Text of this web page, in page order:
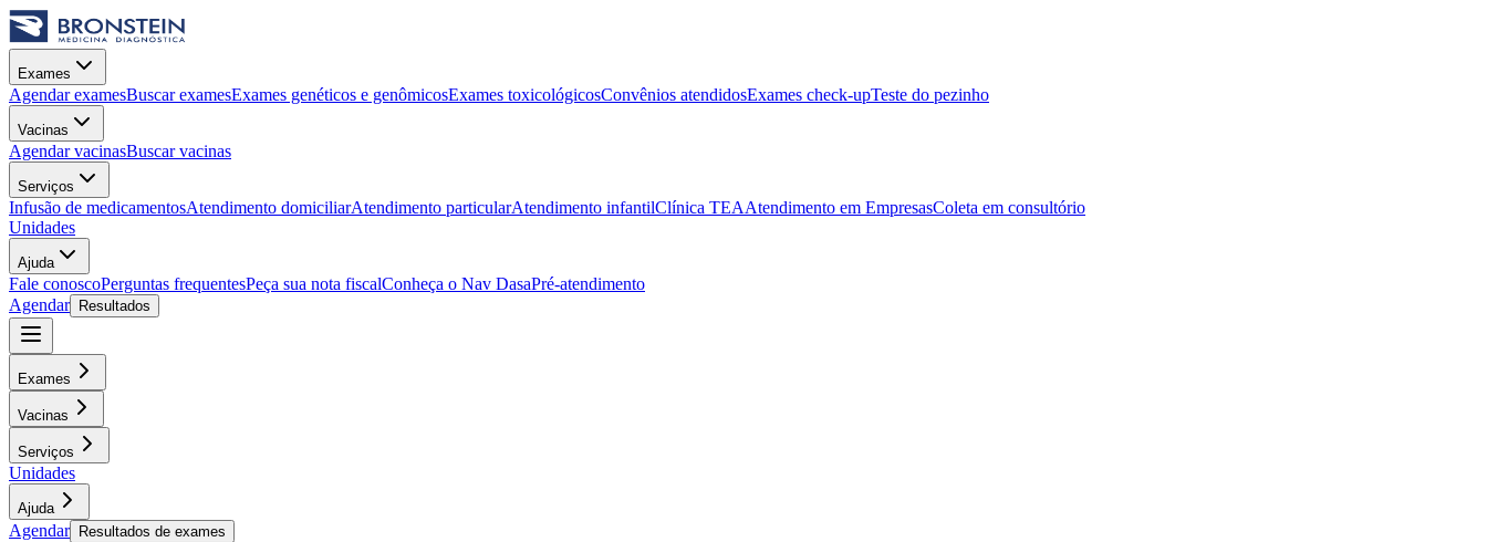
Exames
Agendar examesBuscar examesExames genéticos e genômicosExames toxicológicosConvênios atendidosExames check-upTeste do pezinho
Vacinas
Agendar vacinasBuscar vacinas
Serviços
Infusão de medicamentosAtendimento domiciliarAtendimento particularAtendimento infantilClínica TEAAtendimento em EmpresasColeta em consultório
Unidades
Ajuda
Fale conoscoPerguntas frequentesPeça sua nota fiscalConheça o Nav DasaPré-atendimento
Agendar
Resultados
Exames
Vacinas
Serviços
Unidades
Ajuda
Agendar Resultados de exames